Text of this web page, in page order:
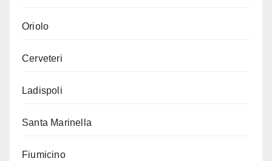
Oriolo
Cerveteri
Ladispoli
Santa Marinella
Fiumicino